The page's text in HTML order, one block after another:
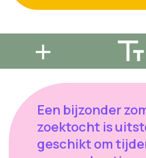
Een bijzonder
zoektocht is
geschikt om